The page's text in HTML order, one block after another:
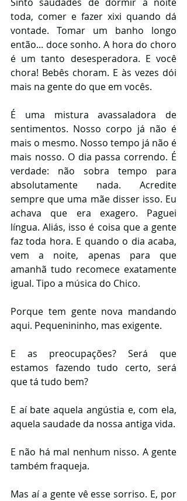
toda, comer e fazer xixi quando dá
vontade. Tomar um banho longo
então... doce sonho. A hora do choro
é um tanto desesperadora. E você
chora! Bebês choram. E às vezes dói
mais na gente do que em vocês.
É uma mistura avassaladora de
sentimentos. Nosso corpo já não é
mais o mesmo. Nosso tempo já não é
mais nosso. O dia passa correndo. É
verdade: não sobra tempo para
absolutamente nada. Acredite
sempre que uma mãe disser isso. Eu
achava que era exagero. Paguei
língua. Aliás, isso é coisa que a gente
faz toda hora. E quando o dia acaba,
vem a noite, apenas para que
amanhã tudo recomece exatamente
igual. Tipo a música do Chico.
Porque tem gente nova mandando
aqui. Pequenininho, mas exigente.
E as preocupações? Será que
estamos fazendo tudo certo, será
que tá tudo bem?
E aí bate aquela angústia e, com ela,
E não há mal nenhum nisso. A gente
também fraqueja.
Mas aí a gente vê esse sorriso. E, por